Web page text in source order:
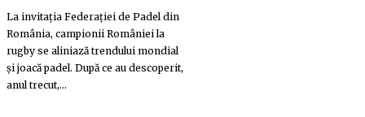
La invitația Federației de Padel din
România, campionii României la
rugby se aliniază trendului mondial
și joacă padel. După ce au descoperit,
anul trecut,...